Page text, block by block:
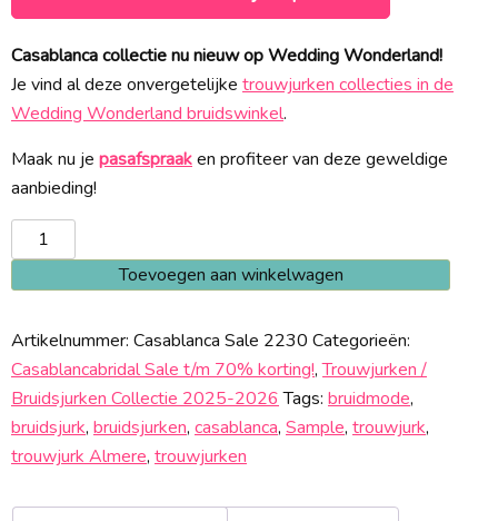
€ 1.299,00.
Casablanca collectie nu nieuw op Wedding Wonderland!
Je vind al deze onvergetelijke trouwjurken collecties in de
Wedding Wonderland bruidswinkel.
Maak nu je pasafspraaken profiteer van deze geweldige
aanbieding!
Casablanca
2230
Sale
Toevoegen aan winkelwagen
Artikelnummer: Casablanca Sale 2230 Categorieën:
Casablancabridal Sale t/m 70% korting!,Trouwjurken /
Bruidsjurken Collectie 2025-2026 Tags: bruidmode,
bruidsjurk, bruidsjurken, casablanca, Sample, trouwjurk,
trouwjurk Almere, trouwjurken